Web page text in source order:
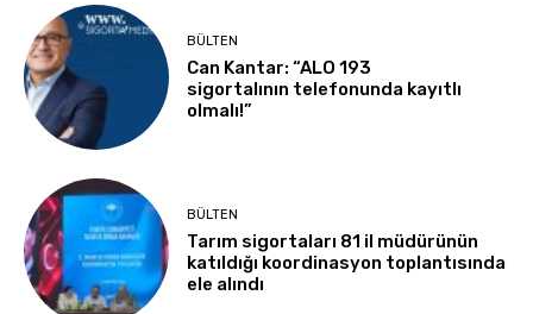
BÜLTEN
Can Kantar: “ALO 193
sigortalının telefonunda kayıtlı
olmalı!”
BÜLTEN
Tarım sigortaları 81 il müdürünün
katıldığı koordinasyon toplantısında
ele alındı